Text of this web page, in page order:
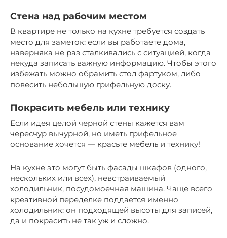
Стена над рабочим местом
В квартире не только на кухне требуется создать
место для заметок: если вы работаете дома,
наверняка не раз сталкивались с ситуацией, когда
некуда записать важную информацию. Чтобы этого
избежать можно обрамить стол фартуком, либо
повесить небольшую грифельную доску.
Покрасить мебель или технику
Если идея целой черной стены кажется вам
чересчур вычурной, но иметь грифельное
основание хочется — красьте мебель и технику!
На кухне это могут быть фасады шкафов (одного,
нескольких или всех), невстраиваемый
холодильник, посудомоечная машина. Чаще всего
креативной переделке поддается именно
холодильник: он подходящей высоты для записей,
да и покрасить не так уж и сложно.